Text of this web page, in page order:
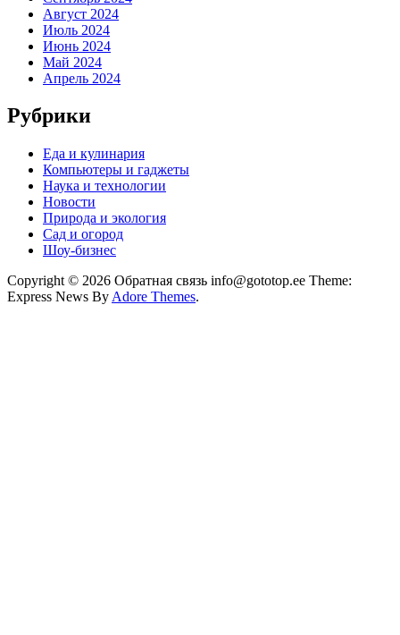
Август 2024
Июль 2024
Июнь 2024
Май 2024
Апрель 2024
Рубрики
Еда и кулинария
Компьютеры и гаджеты
Наука и технологии
Новости
Природа и экология
Сад и огород
Шоу-бизнес
Copyright © 2026 Обратная связь info@gototop.ee Theme:
Express News By Adore Themes.